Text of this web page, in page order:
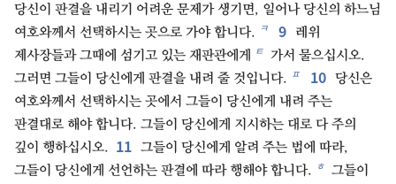
당신이 판결을 내리기 어려운 문제가 생기면, 일어나 당신의 하느님
여호와께서 선택하시는 곳으로 가야 합니다. ㅋ 9
레위
제사장들과 그때에 섬기고 있는 재판관에게
ㅌ 가서 물으십시오.
그러면 그들이 당신에게 판결을 내려 줄 것입니다. ㅍ 10 당신은
여호와께서 선택하시는 곳에서 그들이 당신에게 내려 주는
판결대로 해야 합니다. 그들이 당신에게 지시하는 대로 다 주의
깊이 행하십시오. 11 그들이 당신에게 알려 주는 법에 따라,
그들이 당신에게 선언하는 판결에 따라 행해야 합니다. ㅎ 그들이